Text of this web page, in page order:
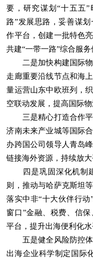
要，研究谋划“十五五
路”发展思路，妥善谋
作平台，创建一批特色
共建“一带一路”综合服务
二是加快构建国际物
走廊重要沿线节点和海
量运营山东中欧班列，
空联动发展，提高国际
三是精心打造合作平
济南未来产业城等国际
办跨国公司领导人青岛
链接海外资源，持续放
四是巩固深化机制建
则，推动与哈萨克斯坦
落实中非“十大伙伴行
窗口”金融、税费、信
平台，提升出海便利化水
五是健全风险防控体
出海企业科学制定国际